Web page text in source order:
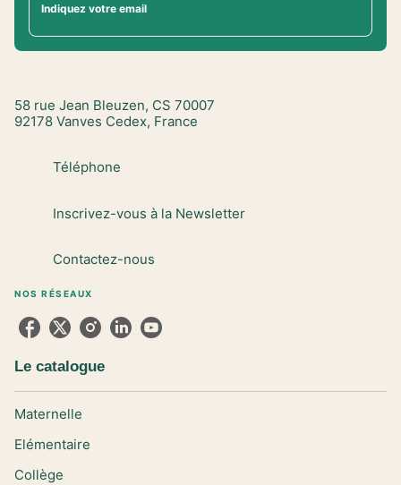
Indiquez votre email
58 rue Jean Bleuzen, CS 70007
92178 Vanves Cedex, France
Téléphone
Inscrivez-vous à la Newsletter
Contactez-nous
NOS RÉSEAUX
Le catalogue
Maternelle
Elémentaire
Collège